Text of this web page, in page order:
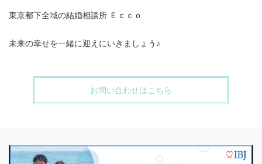
東京都下全域の結婚相談所 Ｅｃｃｏ
未来の幸せを一緒に迎えにいきましょう♪
お問い合わせはこちら